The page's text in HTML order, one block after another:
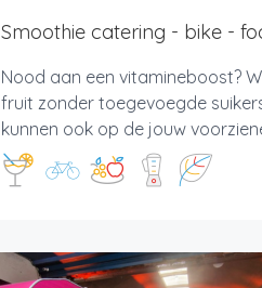
Smoothie catering - bike -
Nood aan een vitamineboost?
fruit zonder toegevoegde
kunnen ook op de jouw